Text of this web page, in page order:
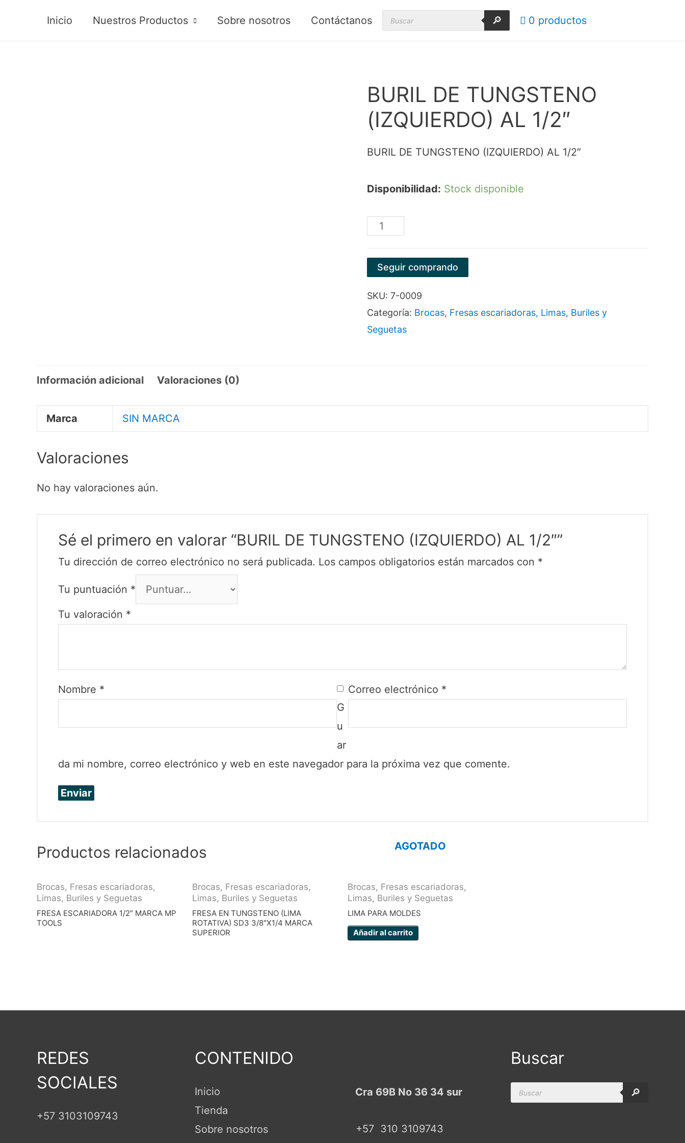
Inicio Nuestros Productos Sobre nosotros Contáctanos
Products
search
🔎 0 productos
BURIL DE TUNGSTENO
(IZQUIERDO) AL 1/2″
BURIL DE TUNGSTENO (IZQUIERDO) AL 1/2″
Disponibilidad: Stock disponible
BURIL
TUNGSTENO
AL
1/2"
cantidad
Seguir comprando
SKU: 7-0009
Categoría: Brocas, Fresas escariadoras, Limas, Buriles y
Seguetas
Información adicional Valoraciones (0)
Marca SIN MARCA
Valoraciones
No hay valoraciones aún.
Sé el primero en valorar “BURIL DE TUNGSTENO (IZQUIERDO) AL 1/2″”
Tu dirección de correo electrónico no será publicada. Los campos obligatorios están marcados con *
Tu puntuación *
Tu valoración *
Nombre * Correo electrónico *
G
u
ar
da mi nombre, correo electrónico y web en este navegador para la próxima vez que comente.
Productos relacionados
Brocas, Fresas escariadoras,
Limas, Buriles y Seguetas
FRESA ESCARIADORA 1/2″ MARCA MP
TOOLS
Brocas, Fresas escariadoras,
Limas, Buriles y Seguetas
FRESA EN TUNGSTENO (LIMA
ROTATIVA) SD3 3/8″X1/4 MARCA
SUPERIOR
AGOTADO
Brocas, Fresas escariadoras,
Limas, Buriles y Seguetas
LIMA PARA MOLDES
Añadir al carrito
REDES
SOCIALES
+57 3103109743
CONTENIDO
Inicio
Tienda
Sobre nosotros
Cra 69B No 36 34 sur
+57 310 3109743
Buscar
Products
search
🔎